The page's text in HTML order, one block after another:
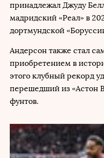
принадлежал Джуду
мадридский «Реал» в
дортмундской
Андерсон также стал
приобретением в
этого клубный рекорд
перешедший из «Астон
фунтов.